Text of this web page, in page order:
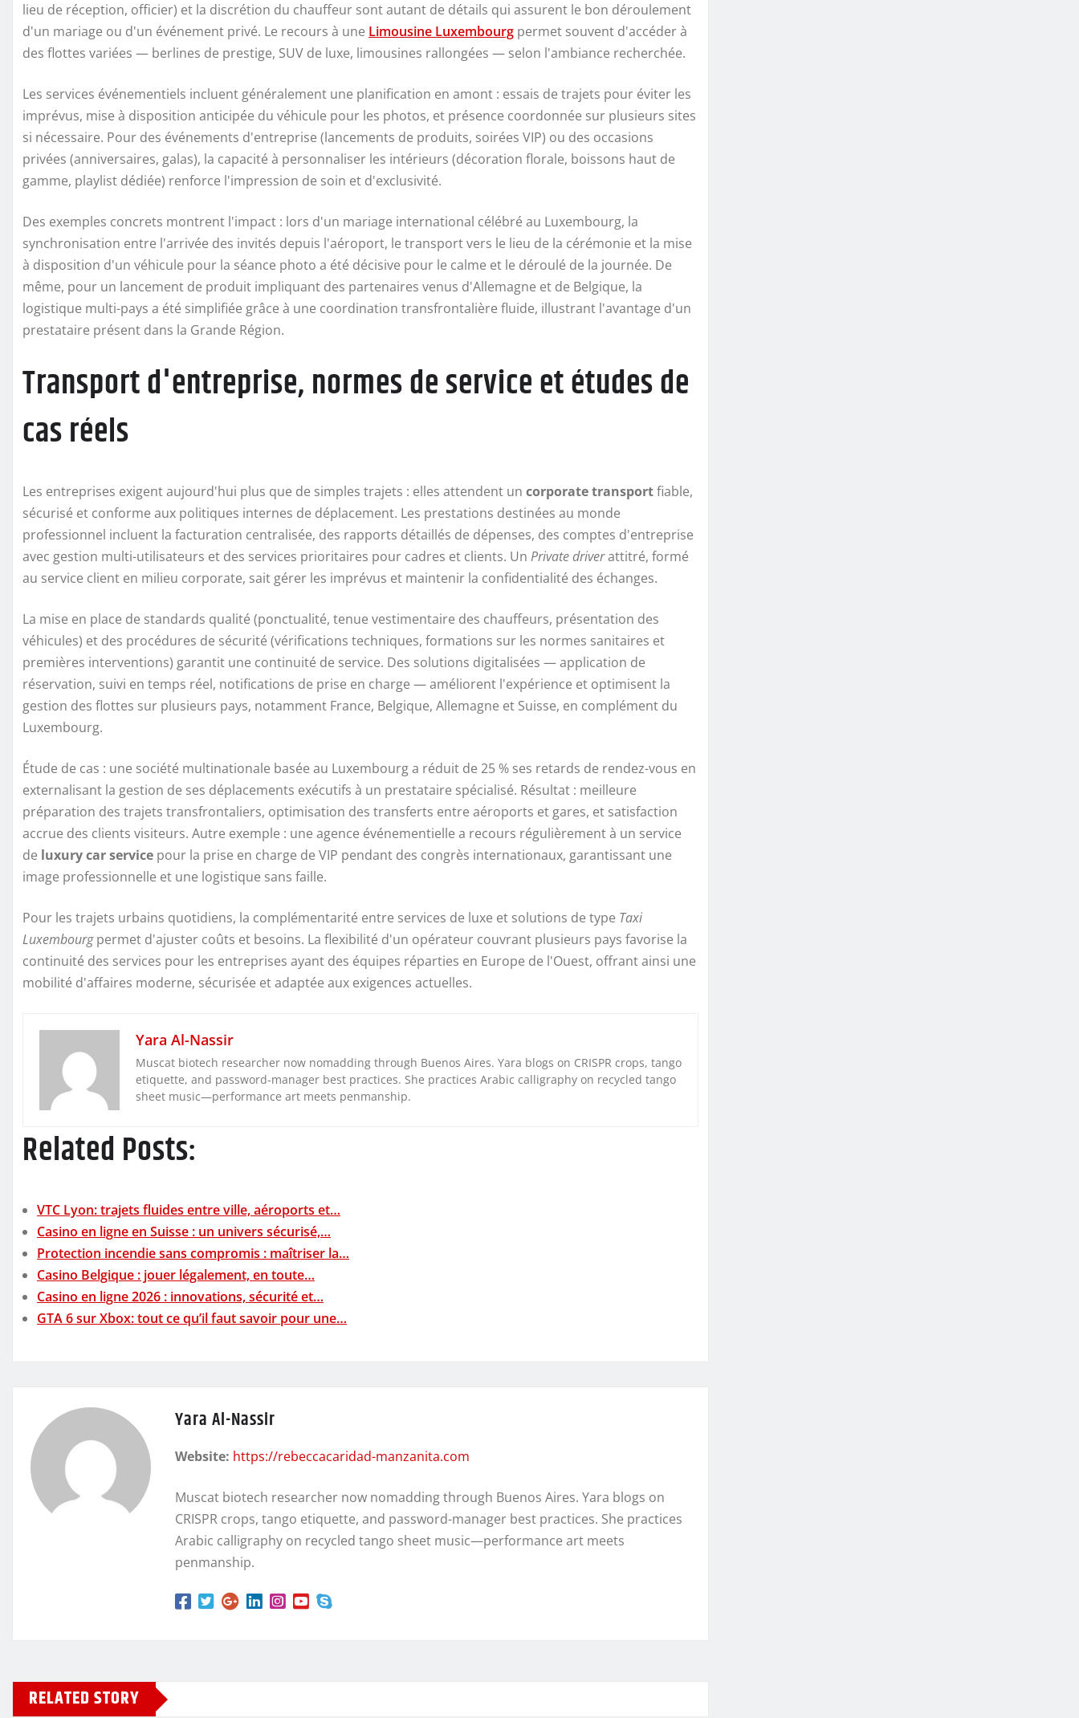
lieu de réception, officier) et la discrétion du chauffeur sont autant de détails qui assurent le bon déroulement
d'un mariage ou d'un événement privé. Le recours à une Limousine Luxembourg permet souvent d'accéder à
des flottes variées — berlines de prestige, SUV de luxe, limousines rallongées — selon l'ambiance recherchée.
Les services événementiels incluent généralement une planification en amont : essais de trajets pour éviter les
imprévus, mise à disposition anticipée du véhicule pour les photos, et présence coordonnée sur plusieurs sites
si nécessaire. Pour des événements d'entreprise (lancements de produits, soirées VIP) ou des occasions
privées (anniversaires, galas), la capacité à personnaliser les intérieurs (décoration florale, boissons haut de
gamme, playlist dédiée) renforce l'impression de soin et d'exclusivité.
Des exemples concrets montrent l'impact : lors d'un mariage international célébré au Luxembourg, la
synchronisation entre l'arrivée des invités depuis l'aéroport, le transport vers le lieu de la cérémonie et la mise
à disposition d'un véhicule pour la séance photo a été décisive pour le calme et le déroulé de la journée. De
même, pour un lancement de produit impliquant des partenaires venus d'Allemagne et de Belgique, la
logistique multi-pays a été simplifiée grâce à une coordination transfrontalière fluide, illustrant l'avantage d'un
prestataire présent dans la Grande Région.
Transport d'entreprise, normes de service et études de
cas réels
Les entreprises exigent aujourd'hui plus que de simples trajets : elles attendent un corporate transportfiable,
sécurisé et conforme aux politiques internes de déplacement. Les prestations destinées au monde
professionnel incluent la facturation centralisée, des rapports détaillés de dépenses, des comptes d'entreprise
avec gestion multi-utilisateurs et des services prioritaires pour cadres et clients. Un Private driverattitré, formé
au service client en milieu corporate, sait gérer les imprévus et maintenir la confidentialité des échanges.
La mise en place de standards qualité (ponctualité, tenue vestimentaire des chauffeurs, présentation des
véhicules) et des procédures de sécurité (vérifications techniques, formations sur les normes sanitaires et
premières interventions) garantit une continuité de service. Des solutions digitalisées — application de
réservation, suivi en temps réel, notifications de prise en charge — améliorent l'expérience et optimisent la
gestion des flottes sur plusieurs pays, notamment France, Belgique, Allemagne et Suisse, en complément du
Luxembourg.
Étude de cas : une société multinationale basée au Luxembourg a réduit de 25 % ses retards de rendez-vous en
externalisant la gestion de ses déplacements exécutifs à un prestataire spécialisé. Résultat : meilleure
préparation des trajets transfrontaliers, optimisation des transferts entre aéroports et gares, et satisfaction
accrue des clients visiteurs. Autre exemple : une agence événementielle a recours régulièrement à un service
de luxury car service pour la prise en charge de VIP pendant des congrès internationaux, garantissant une
image professionnelle et une logistique sans faille.
Pour les trajets urbains quotidiens, la complémentarité entre services de luxe et solutions de type Taxi
Luxembourgpermet d'ajuster coûts et besoins. La flexibilité d'un opérateur couvrant plusieurs pays favorise la
continuité des services pour les entreprises ayant des équipes réparties en Europe de l'Ouest, offrant ainsi une
mobilité d'affaires moderne, sécurisée et adaptée aux exigences actuelles.
Yara Al-Nassir
Muscat biotech researcher now nomadding through Buenos Aires. Yara blogs on CRISPR crops, tango
etiquette, and password-manager best practices. She practices Arabic calligraphy on recycled tango
sheet music—performance art meets penmanship.
Related Posts:
VTC Lyon: trajets fluides entre ville, aéroports et…
Casino en ligne en Suisse : un univers sécurisé,…
Protection incendie sans compromis : maîtriser la…
Casino Belgique : jouer légalement, en toute…
Casino en ligne 2026 : innovations, sécurité et…
GTA 6 sur Xbox: tout ce qu’il faut savoir pour une…
Yara Al-Nassir
Website: https://rebeccacaridad-manzanita.com
Muscat biotech researcher now nomadding through Buenos Aires. Yara blogs on
CRISPR crops, tango etiquette, and password-manager best practices. She practices
Arabic calligraphy on recycled tango sheet music—performance art meets
penmanship.
RELATED STORY